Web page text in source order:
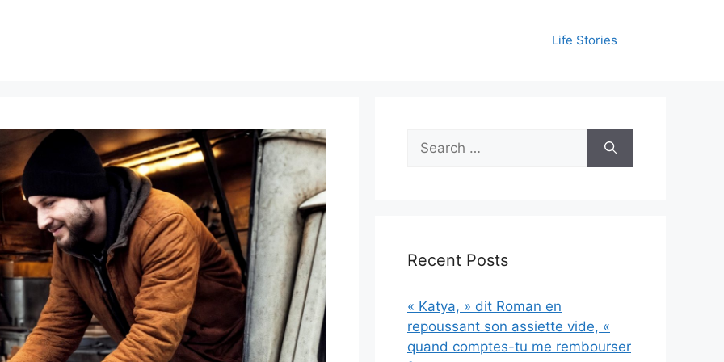
Life Stories
Search
for:
Recent Posts
« Katya, » dit Roman en
repoussant son assiette vide, «
quand comptes-tu me rembourser